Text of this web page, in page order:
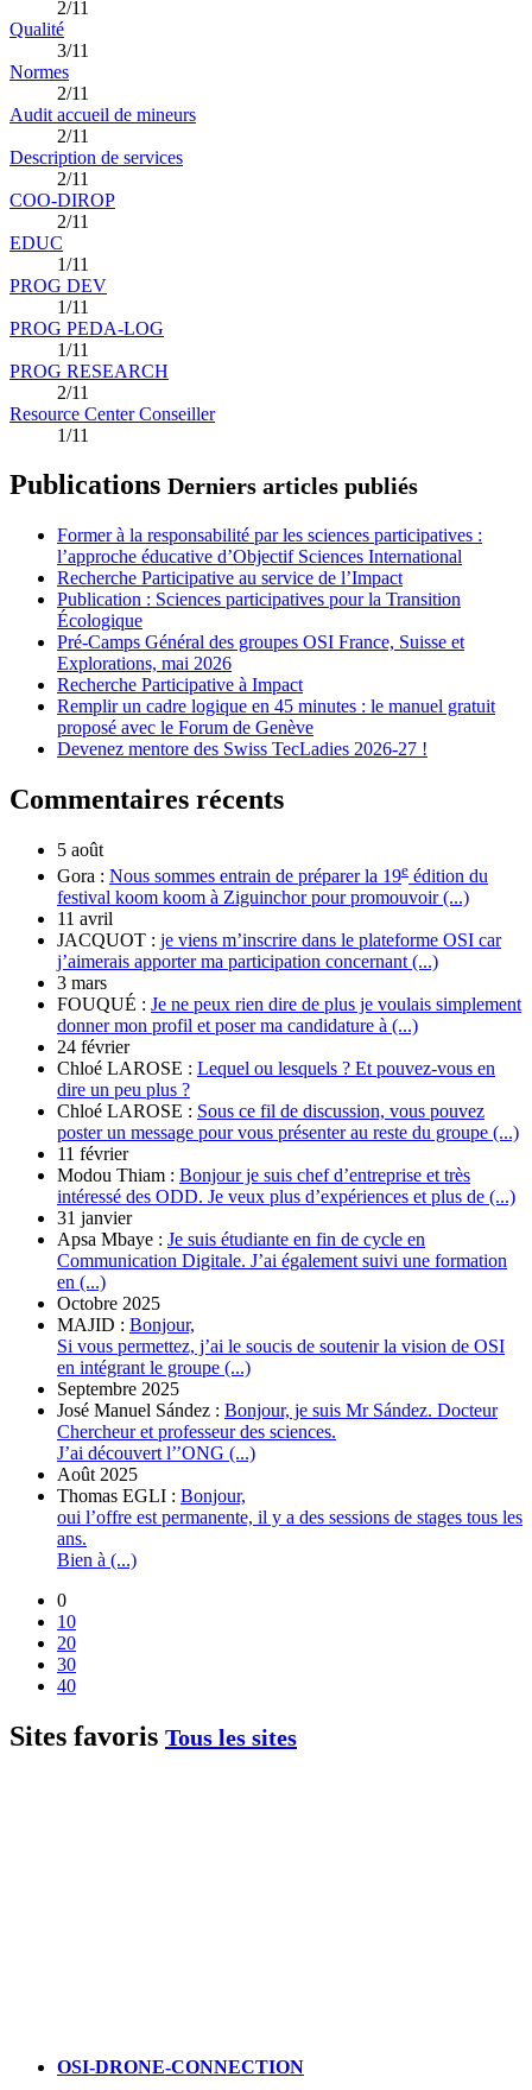
2/11
Qualité
3/11
Normes
2/11
Audit accueil de mineurs
2/11
Description de services
2/11
COO-DIROP
2/11
EDUC
1/11
PROG DEV
1/11
PROG PEDA-LOG
1/11
PROG RESEARCH
2/11
Resource Center Conseiller
1/11
Publications Derniers articles publiés
Former à la responsabilité par les sciences participatives :
l’approche éducative d’Objectif Sciences International
Recherche Participative au service de l’Impact
Publication : Sciences participatives pour la Transition
Écologique
Pré-Camps Général des groupes OSI France, Suisse et
Explorations, mai 2026
Recherche Participative à Impact
Remplir un cadre logique en 45 minutes : le manuel gratuit
proposé avec le Forum de Genève
Devenez mentore des Swiss TecLadies 2026-27 !
Commentaires récents
5 août
Gora : Nous sommes entrain de préparer la 19e édition du
festival koom koom à Ziguinchor pour promouvoir (...)
11 avril
JACQUOT : je viens m’inscrire dans le plateforme OSI car
j’aimerais apporter ma participation concernant (...)
3 mars
FOUQUÉ : Je ne peux rien dire de plus je voulais simplement
donner mon profil et poser ma candidature à (...)
24 février
Chloé LAROSE : Lequel ou lesquels ? Et pouvez-vous en
dire un peu plus ?
Chloé LAROSE : Sous ce fil de discussion, vous pouvez
poster un message pour vous présenter au reste du groupe (...)
11 février
Modou Thiam : Bonjour je suis chef d’entreprise et très
intéressé des ODD. Je veux plus d’expériences et plus de (...)
31 janvier
Apsa Mbaye : Je suis étudiante en fin de cycle en
Communication Digitale. J’ai également suivi une formation
en (...)
Octobre 2025
MAJID : Bonjour,
Si vous permettez, j’ai le soucis de soutenir la vision de OSI
en intégrant le groupe (...)
Septembre 2025
José Manuel Sández : Bonjour, je suis Mr Sández. Docteur
Chercheur et professeur des sciences.
J’ai découvert l’’ONG (...)
Août 2025
Thomas EGLI : Bonjour,
oui l’offre est permanente, il y a des sessions de stages tous les
ans.
Bien à (...)
0
10
20
30
40
Sites favoris Tous les sites
OSI-DRONE-CONNECTION